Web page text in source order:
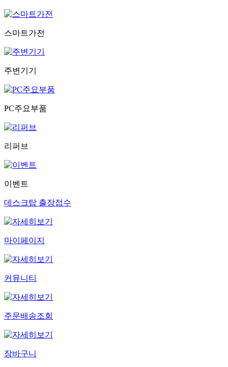
스마트가전
주변기기
PC주요부품
리퍼브
이벤트
데스크탑 출장접수
마이페이지
커뮤니티
주문배송조회
장바구니